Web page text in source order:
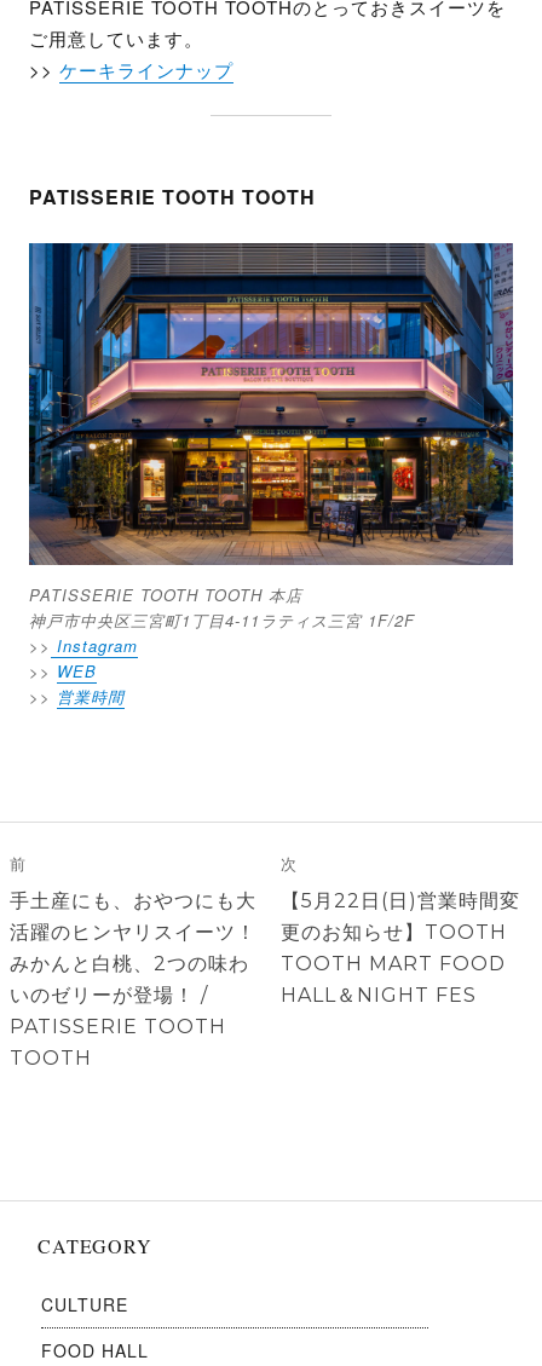
PATISSERIE TOOTH TOOTHのとっておきスイーツを
ご用意しています。
>> ケーキラインナップ
PATISSERIE TOOTH TOOTH
PATISSERIE TOOTH TOOTH 本店
神戸市中央区三宮町1丁目4-11ラティス三宮 1F/2F
>> Instagram
>> WEB
>> 営業時間
稿
ナ
ビ
ゲ
ー
シ
ョ
前
前
の
投
稿:
手土産にも、おやつにも大
活躍のヒンヤリスイーツ！
みかんと白桃、2つの味わ
いのゼリーが登場！ /
PATISSERIE TOOTH
TOOTH
次
次
の
投
稿:
【5月22日(日)営業時間変
更のお知らせ】TOOTH
TOOTH MART FOOD
HALL＆NIGHT FES
CATEGORY
CULTURE
FOOD HALL